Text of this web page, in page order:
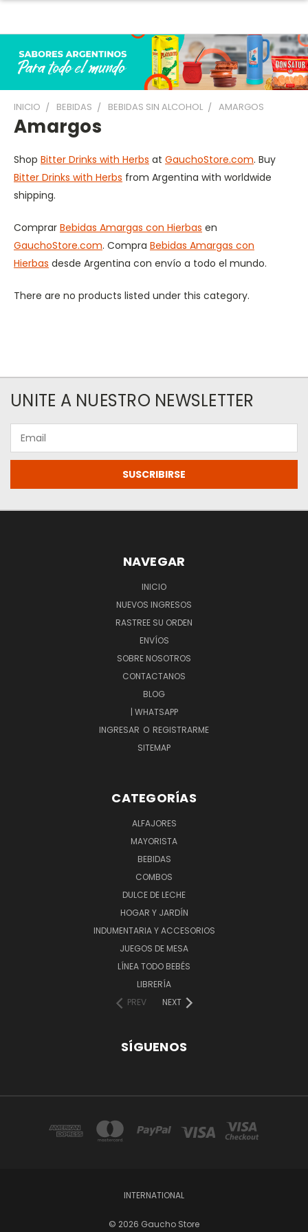
INICIO BEBIDAS BEBIDAS SIN ALCOHOL AMARGOS
Amargos
Shop Bitter Drinks with Herbs at GauchoStore.com. Buy
Bitter Drinks with Herbs from Argentina with worldwide
shipping.
Comprar Bebidas Amargas con Hierbas en
GauchoStore.com. Compra Bebidas Amargas con
Hierbas desde Argentina con envío a todo el mundo.
There are no products listed under this category.
UNITE A NUESTRO NEWSLETTER
NAVEGAR
INICIO
NUEVOS INGRESOS
RASTREE SU ORDEN
ENVÍOS
SOBRE NOSOTROS
CONTACTANOS
BLOG
| WHATSAPP
INGRESAR O REGISTRARME
SITEMAP
CATEGORÍAS
ALFAJORES
MAYORISTA
BEBIDAS
COMBOS
DULCE DE LECHE
HOGAR Y JARDÍN
INDUMENTARIA Y ACCESORIOS
JUEGOS DE MESA
LÍNEA TODO BEBÉS
LIBRERÍA
PREV
NEXT
SÍGUENOS
INTERNATIONAL
© 2026 Gaucho Store